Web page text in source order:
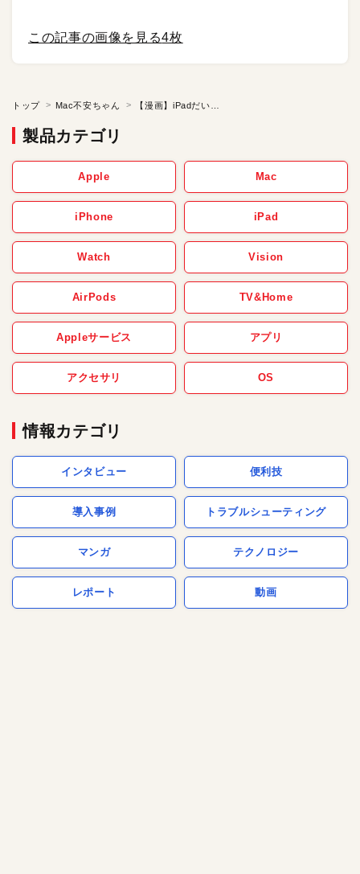
この記事の画像を見る4枚
トップ Mac不安ちゃん
製品カテゴリ
Apple Mac
iPhone iPad
Watch Vision
AirPods TV&Home
Appleサービス アプリ
アクセサリ OS
情報カテゴリ
インタビュー 便利技
導入事例 トラブルシューティング
マンガ テクノロジー
レポート 動画